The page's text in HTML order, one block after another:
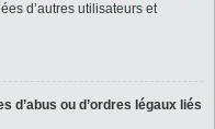
d’autres utilisateurs et
d’abus ou d’ordres légaux liés